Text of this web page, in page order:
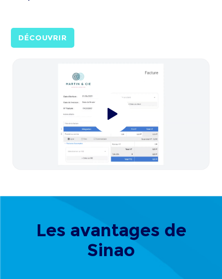
DÉCOUVRIR
Les avantages de
Sinao